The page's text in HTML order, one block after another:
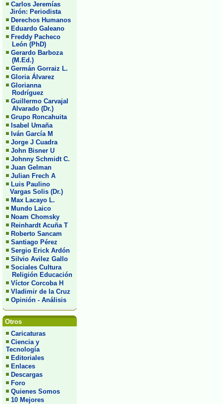
Carlos Jeremías
Jirón: Periodista
Derechos Humanos
Eduardo Galeano
Freddy Pacheco
León (PhD)
Gerardo Barboza
(M.Ed.)
Germán Gorraiz L.
Gloria Álvarez
Glorianna
Rodríguez
Guillermo Carvajal
Alvarado (Dr.)
Grupo Roncahuita
Isabel Umaña
Iván García M
Jorge J Cuadra
John Bisner U
Johnny Schmidt C.
Juan Gelman
Julian Frech A
Luis Paulino
Vargas Solis (Dr.)
Max Lacayo L.
Mundo Laico
Noam Chomsky
Reinhardt Acuña T
Roberto Sancam
Santiago Pérez
Sergio Erick Ardón
Silvio Avilez Gallo
Sociales Cultura
Religión Educación
Víctor Corcoba H
Vladimir de la Cruz
Opinión - Análisis
Otros
Caricaturas
Ciencia y
Tecnología
Editoriales
Enlaces
Descargas
Foro
Quienes Somos
10 Mejores